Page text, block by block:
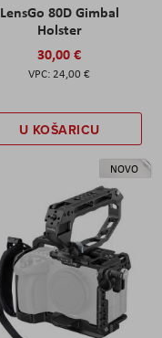
LensGo 80D Gimbal
Holster
30,00 €
24,00 €
U KOŠARICU
NOVO